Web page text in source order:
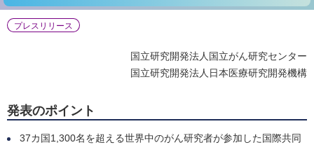
プレスリリース
国立研究開発法人国立がん研究センター
国立研究開発法人日本医療研究開発機構
発表のポイント
37カ国1,300名を超える世界中のがん研究者が参加した国際共同